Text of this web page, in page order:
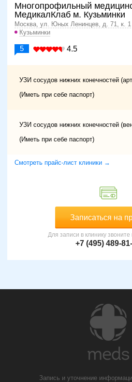
Многопрофильный
МедикалКлаб м. Кузьминки
Москва, ул. Юных Ленинцев, д. 71, к. 1
Кузьминки
5 4.5
УЗИ сосудов нижних конечностей
(Иметь при себе паспорт)
УЗИ сосудов нижних конечностей
(Иметь при себе паспорт)
Смотреть прайс-лист клиники →
Записаться на
Для записи в клинику
+7 (495) 489-
Запись и уточнение